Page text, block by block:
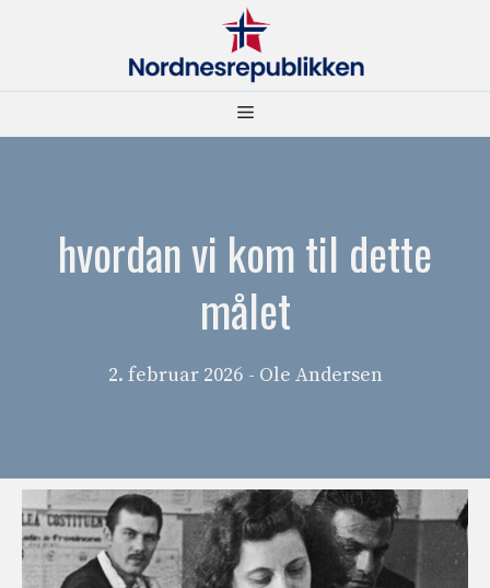
Meny
hvordan vi kom til dette
målet
2. februar 2026 - Ole Andersen